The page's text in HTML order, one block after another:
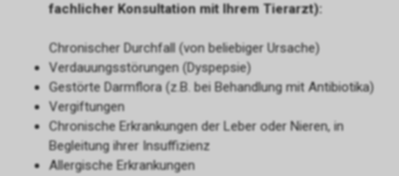
fachlicher Konsultation mit Ihrem Tierarzt):
Chronischer Durchfall (von beliebiger Ursache)
Verdauungsstörungen (Dyspepsie)
Gestörte Darmflora (z.B. bei Behandlung mit Antibiotika)
Vergiftungen
Chronische Erkrankungen der Leber oder Nieren, in
Begleitung ihrer Insuffizienz
Allergische Erkrankungen